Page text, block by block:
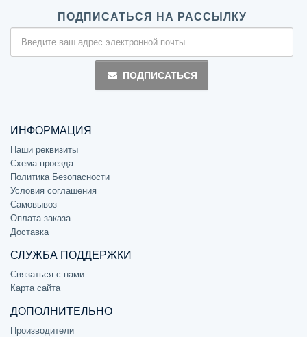
ПОДПИСАТЬСЯ НА РАССЫЛКУ
ПОДПИСАТЬСЯ
ИНФОРМАЦИЯ
Наши реквизиты
Схема проезда
Политика Безопасности
Условия соглашения
Самовывоз
Оплата заказа
Доставка
СЛУЖБА ПОДДЕРЖКИ
Связаться с нами
Карта сайта
ДОПОЛНИТЕЛЬНО
Производители